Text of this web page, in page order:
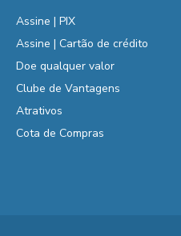
Assine | PIX
Assine | Cartão de crédito
Doe qualquer valor
Clube de Vantagens
Atrativos
Cota de Compras